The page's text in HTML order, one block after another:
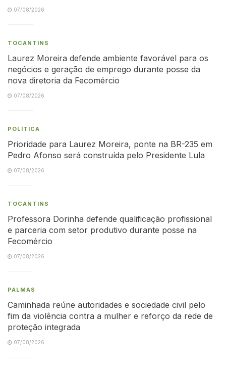
07/08/2026
TOCANTINS
Laurez Moreira defende ambiente favorável para os
negócios e geração de emprego durante posse da
nova diretoria da Fecomércio
07/08/2026
POLÍTICA
Prioridade para Laurez Moreira, ponte na BR-235 em
Pedro Afonso será construída pelo Presidente Lula
07/08/2026
TOCANTINS
Professora Dorinha defende qualificação profissional
e parceria com setor produtivo durante posse na
Fecomércio
07/08/2026
PALMAS
Caminhada reúne autoridades e sociedade civil pelo
fim da violência contra a mulher e reforço da rede de
proteção integrada
07/08/2026